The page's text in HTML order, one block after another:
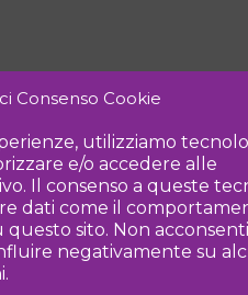
Consenso Cookie
utilizziamo
e/o accedere alle
Il consenso a queste
dati come il
questo sito. Non
negativamente su
Iniziativa